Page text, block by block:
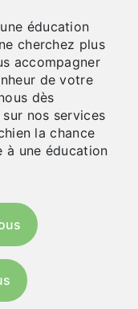
éducation
cherchez plus
accompagner
de votre
dès
nos services
la chance
à une éducation